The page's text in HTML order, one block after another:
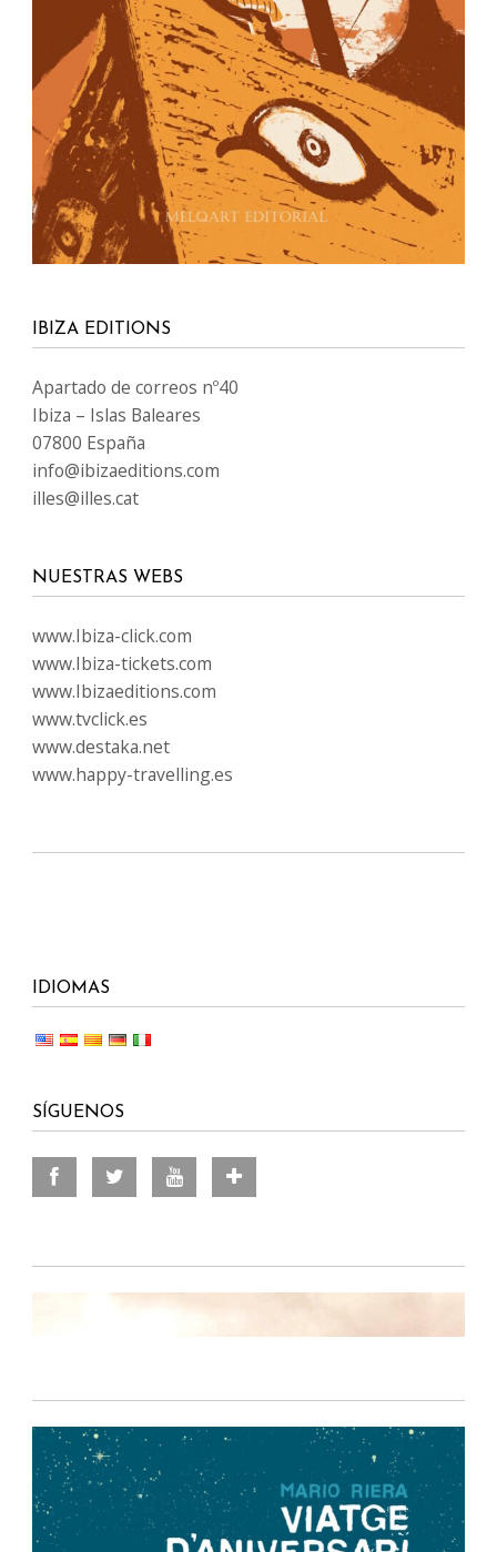
IBIZA EDITIONS
Apartado de correos nº40
Ibiza – Islas Baleares
07800 España
info@ibizaeditions.com
illes@illes.cat
NUESTRAS WEBS
www.Ibiza-click.com
www.Ibiza-tickets.com
www.Ibizaeditions.com
www.tvclick.es
www.destaka.net
www.happy-travelling.es
IDIOMAS
SÍGUENOS